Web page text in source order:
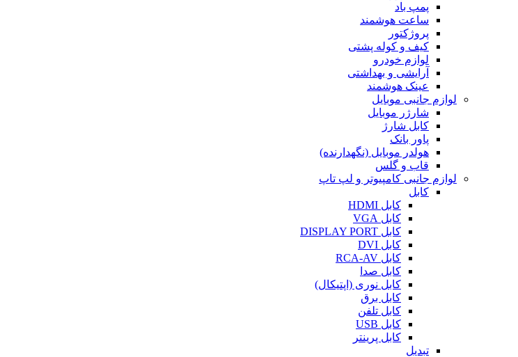
پمپ باد
ساعت هوشمند
پروژکتور
کیف و کوله پشتی
لوازم خودرو
آرایشی و بهداشتی
عینک هوشمند
لوازم جانبی موبایل
شارژر موبایل
کابل شارژ
پاور بانک
هولدر موبایل (نگهدارنده)
قاب و گلس
لوازم جانبی کامپیوتر و لپ تاپ
کابل
کابل HDMI
کابل VGA
کابل DISPLAY PORT
کابل DVI
کابل RCA-AV
کابل صدا
کابل نوری (اپتیکال)
کابل برق
کابل تلفن
کابل USB
کابل پرینتر
تبدیل